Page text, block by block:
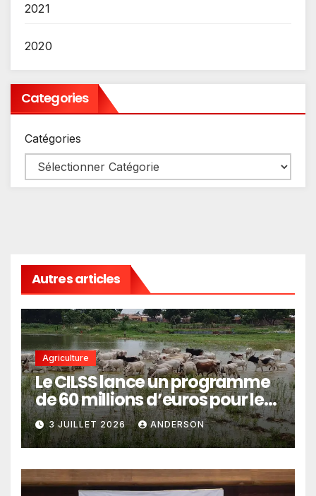
2021
2020
Categories
Catégories
Autres articles
Agriculture
Le CILSS lance un programme
de 60 millions d’euros pour le
pastoralisme
3 JUILLET 2026 ANDERSON